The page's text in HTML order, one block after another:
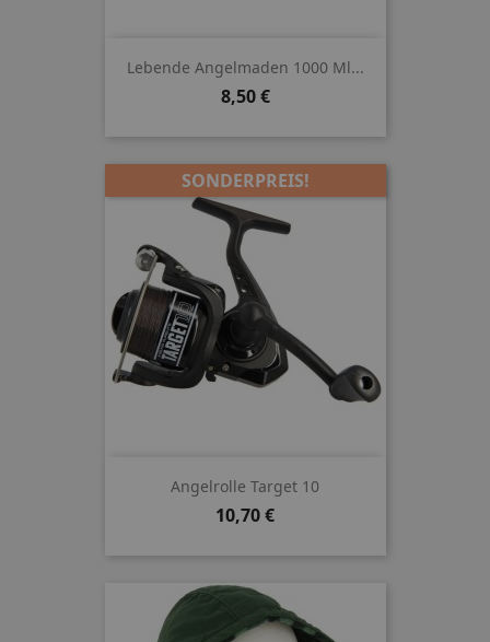
Lebende Angelmaden 1000 Ml...
Preis
8,50 €
Angelrolle Target 10
Preis
10,70 €
SONDERPREIS!